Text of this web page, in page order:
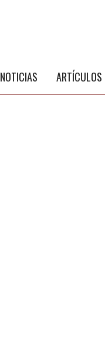
NOTICIAS ARTÍCULOS